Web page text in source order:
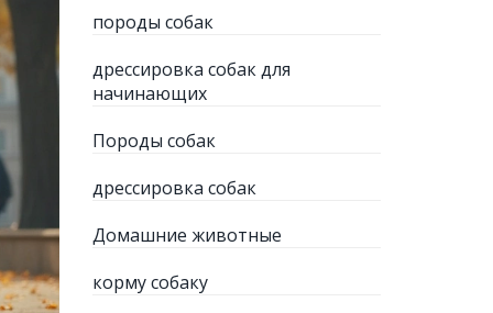
породы собак
дрессировка собак для
начинающих
Породы собак
дрессировка собак
Домашние животные
корму собаку